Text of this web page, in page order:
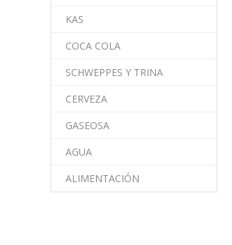
KAS
COCA COLA
SCHWEPPES Y TRINA
CERVEZA
GASEOSA
AGUA
ALIMENTACIÓN